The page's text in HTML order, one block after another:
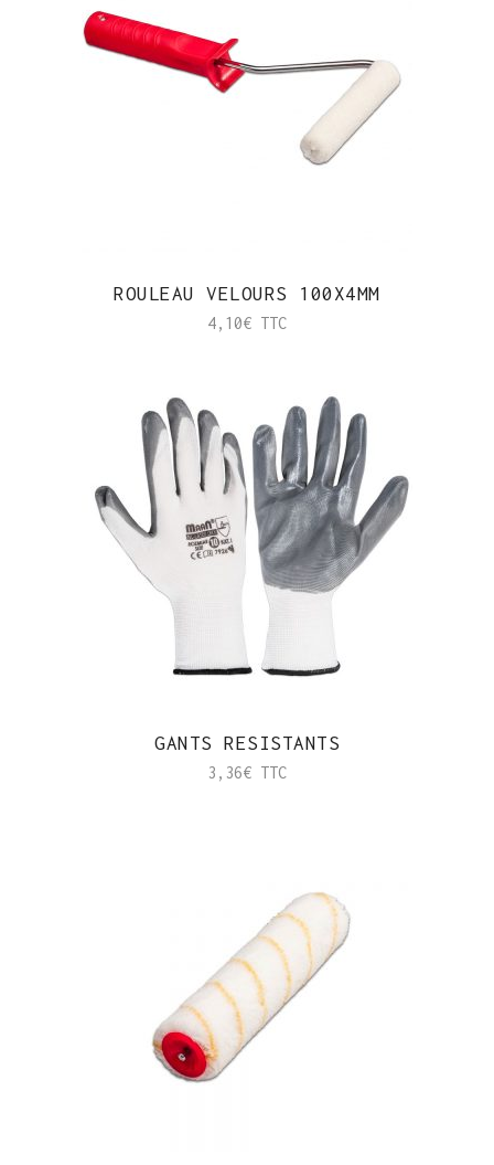
ROULEAU VELOURS 100X4MM
4,10€ TTC
GANTS RESISTANTS
3,36€ TTC